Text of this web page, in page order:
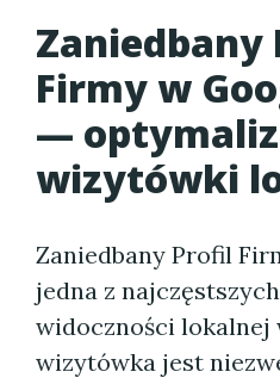
Zaniedbany
Firmy w
—
wizytówki
Zaniedbany Profil
jedna z
widoczności lokalnej
wizytówka jest